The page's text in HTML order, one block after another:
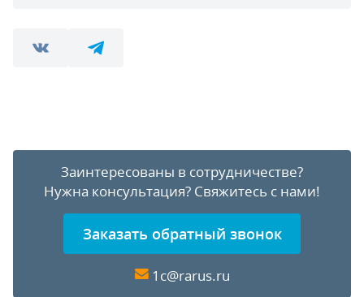
Заинтересованы в сотрудничестве?
Нужна консультация? Свяжитесь с нами!
Заказать обратный звонок
1c@rarus.ru